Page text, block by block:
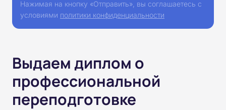
Нажимая на кнопку «Отправить», вы соглашаетесь с
условиями политики конфиденциальности
Выдаем диплом о
профессиональной
переподготовке